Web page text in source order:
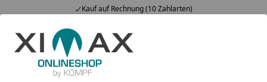
Kauf auf Rechnung (10 Zahlarten)
Alle Produkte
Mein Konto
Suchen